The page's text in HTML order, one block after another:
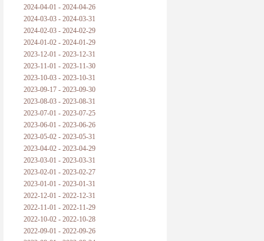
2024-04-01 - 2024-04-26
2024-03-03 - 2024-03-31
2024-02-03 - 2024-02-29
2024-01-02 - 2024-01-29
2023-12-01 - 2023-12-31
2023-11-01 - 2023-11-30
2023-10-03 - 2023-10-31
2023-09-17 - 2023-09-30
2023-08-03 - 2023-08-31
2023-07-01 - 2023-07-25
2023-06-01 - 2023-06-26
2023-05-02 - 2023-05-31
2023-04-02 - 2023-04-29
2023-03-01 - 2023-03-31
2023-02-01 - 2023-02-27
2023-01-01 - 2023-01-31
2022-12-01 - 2022-12-31
2022-11-01 - 2022-11-29
2022-10-02 - 2022-10-28
2022-09-01 - 2022-09-26